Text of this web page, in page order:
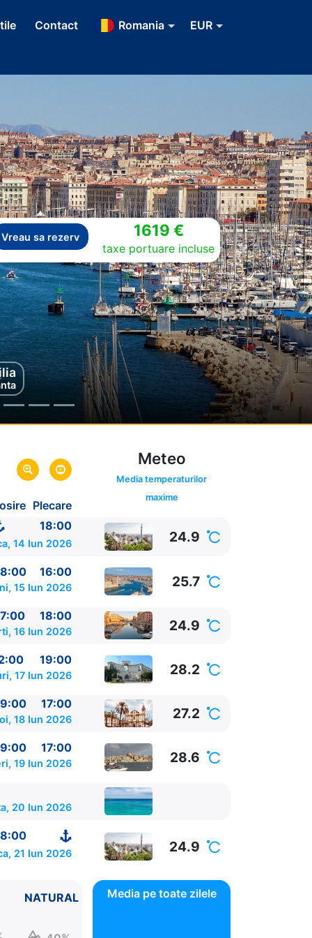
Contact Romania EUR
Vreau sa rezerv 1619 €
taxe portuare incluse
Next
Plecare
Meteo
Media temperaturilor
maxime
18:00
14 Iun 2026 24.9
16:00
15 Iun 2026 25.7
18:00
16 Iun 2026 24.9
19:00
17 Iun 2026 28.2
17:00
18 Iun 2026 27.2
17:00
19 Iun 2026 28.6
20 Iun 2026
21 Iun 2026 24.9
NATURAL Media pe toate zilele